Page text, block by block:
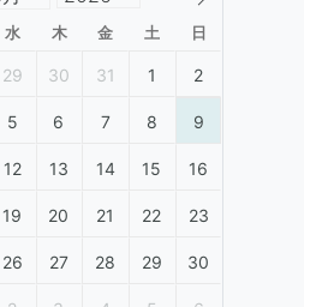
水 木 金 土 日
29 30 31 1 2
5 6 7 8 9
12 13 14 15 16
19 20 21 22 23
26 27 28 29 30